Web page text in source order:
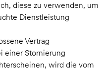
diese zu verwenden, um
Dienstleistung
Vertrag
einer Stornierung
wird die vom